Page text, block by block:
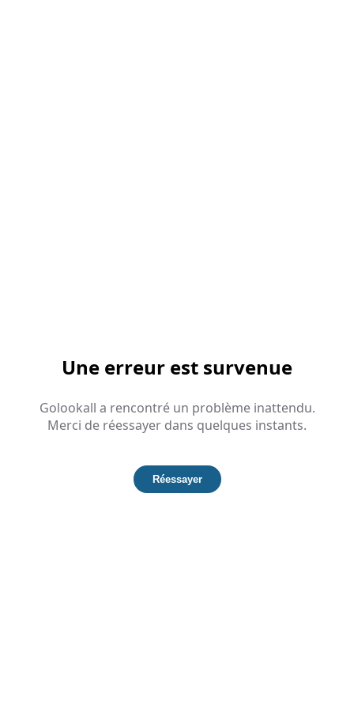
Une erreur est survenue
Golookall a rencontré un problème inattendu.
Merci de réessayer dans quelques instants.
Réessayer